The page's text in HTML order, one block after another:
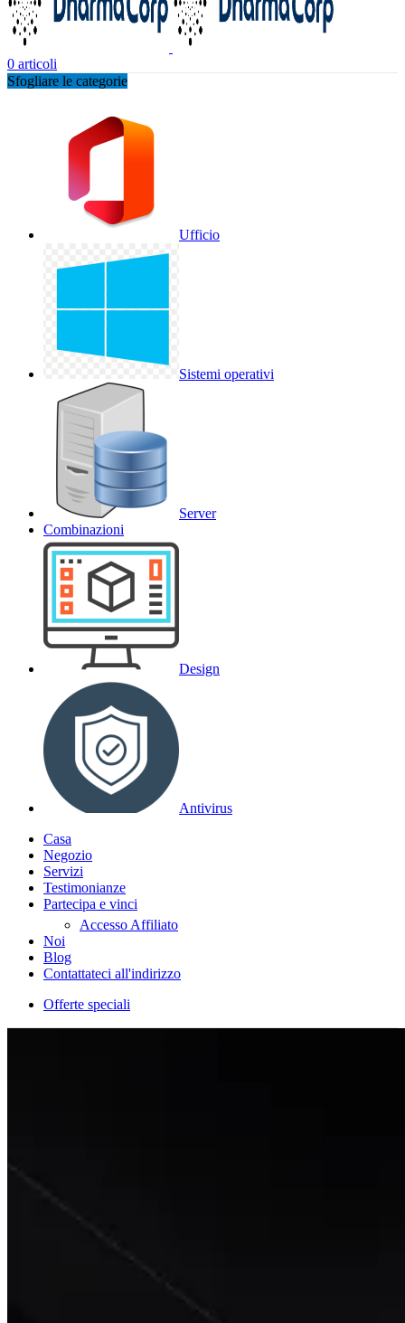
0 articoli
Sfogliare le categorie
Ufficio
Sistemi operativi
Server
Combinazioni
Design
Antivirus
Casa
Negozio
Servizi
Testimonianze
Partecipa e vinci
Accesso Affiliato
Noi
Blog
Contattateci all'indirizzo
Offerte speciali